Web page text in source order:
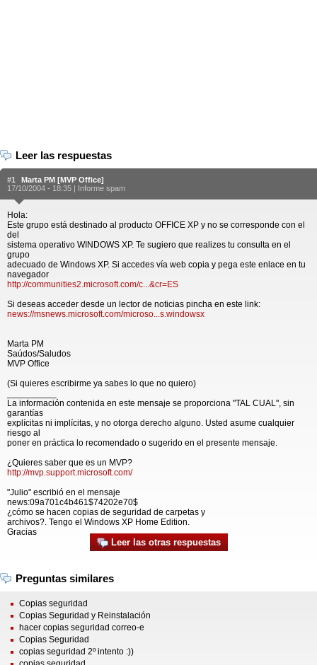
Leer las respuestas
#1
Marta PM [MVP Office]
17/10/2004 - 18:35 | Informe spam
Hola:
Este grupo está destinado al producto OFFICE XP y no se corresponde con el
del
sistema operativo WINDOWS XP. Te sugiero que realizes tu consulta en el
grupo
adecuado de Windows XP. Si accedes vía web copia y pega este enlace en tu
navegador
http://communities2.microsoft.com/c...&cr=ES
Si deseas acceder desde un lector de noticias pincha en este link:
news://msnews.microsoft.com/microso...s.windowsx
Marta PM
Saúdos/Saludos
MVP Office
(Si quieres escribirme ya sabes lo que no quiero)
La información contenida en este mensaje se proporciona "TAL CUAL", sin
garantías
explícitas ni implícitas, y no otorga derecho alguno. Usted asume cualquier
riesgo al
poner en práctica lo recomendado o sugerido en el presente mensaje.
¿Quieres saber que es un MVP?
http://mvp.support.microsoft.com/
"Julio" escribió en el mensaje
news:09a701c4b461$74202e70$
¿cómo se hacen copias de seguridad de carpetas y
archivos?. Tengo el Windows XP Home Edition.
Gracias
Leer las otras respuestas
Preguntas similares
Copias seguridad
Copias Seguridad y Reinstalación
hacer copias seguridad correo-e
Copias Seguridad
copias seguridad 2º intento :))